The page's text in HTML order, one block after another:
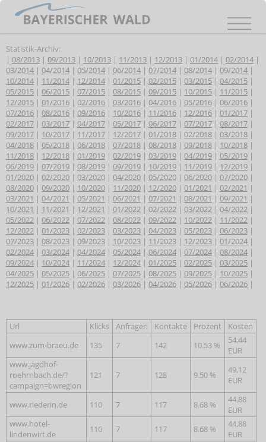
Statistik-Archiv:
| 08/2013 | 09/2013 | 10/2013 | 11/2013 | 12/2013 | 01/2014 | 02/2014 |
03/2014 | 04/2014 | 05/2014 | 06/2014 | 07/2014 | 08/2014 | 09/2014 |
10/2014 | 11/2014 | 12/2014 | 01/2015 | 02/2015 | 03/2015 | 04/2015 |
05/2015 | 06/2015 | 07/2015 | 08/2015 | 09/2015 | 10/2015 | 11/2015 |
12/2015 | 01/2016 | 02/2016 | 03/2016 | 04/2016 | 05/2016 | 06/2016 |
07/2016 | 08/2016 | 09/2016 | 10/2016 | 11/2016 | 12/2016 | 01/2017 |
02/2017 | 03/2017 | 04/2017 | 05/2017 | 06/2017 | 07/2017 | 08/2017 |
09/2017 | 10/2017 | 11/2017 | 12/2017 | 01/2018 | 02/2018 | 03/2018 |
04/2018 | 05/2018 | 06/2018 | 07/2018 | 08/2018 | 09/2018 | 10/2018 |
11/2018 | 12/2018 | 01/2019 | 02/2019 | 03/2019 | 04/2019 | 05/2019 |
06/2019 | 07/2019 | 08/2019 | 09/2019 | 10/2019 | 11/2019 | 12/2019 |
01/2020 | 02/2020 | 03/2020 | 04/2020 | 05/2020 | 06/2020 | 07/2020 |
08/2020 | 09/2020 | 10/2020 | 11/2020 | 12/2020 | 01/2021 | 02/2021 |
03/2021 | 04/2021 | 05/2021 | 06/2021 | 07/2021 | 08/2021 | 09/2021 |
10/2021 | 11/2021 | 12/2021 | 01/2022 | 02/2022 | 03/2022 | 04/2022 |
05/2022 | 06/2022 | 07/2022 | 08/2022 | 09/2022 | 10/2022 | 11/2022 |
12/2022 | 01/2023 | 02/2023 | 03/2023 | 04/2023 | 05/2023 | 06/2023 |
07/2023 | 08/2023 | 09/2023 | 10/2023 | 11/2023 | 12/2023 | 01/2024 |
02/2024 | 03/2024 | 04/2024 | 05/2024 | 06/2024 | 07/2024 | 08/2024 |
09/2024 | 10/2024 | 11/2024 | 12/2024 | 01/2025 | 02/2025 | 03/2025 |
04/2025 | 05/2025 | 06/2025 | 07/2025 | 08/2025 | 09/2025 | 10/2025 |
12/2025 | 01/2026 | 02/2026 | 03/2026 | 04/2026 | 05/2026 | 06/2026 |
Url Klicks Anfragen Kontakte Prozent
Kosten
www.zum-braeu.de
135 7 142 10.53 %
54,44
EUR
www.jagdhof-
roehrnbach.de/?
campaign=bwregion
121 7 128 9.50 %
49,12
EUR
www.riederin.de 110 7 117 8.68 %
44,88
EUR
www.hotel-
lindenwirt.de
110 7 117 8.68 %
44,88
EUR